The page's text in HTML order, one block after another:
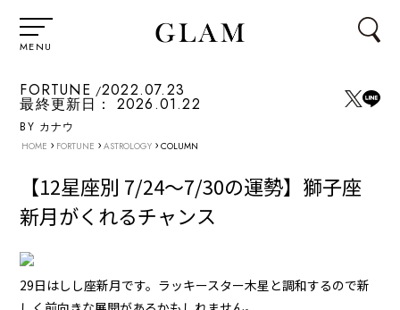
MENU
FORTUNE 2022.07.23
最終更新日： 2026.01.22
BY カナウ
HOME › FORTUNE › ASTROLOGY › COLUMN
【12星座別 7/24～7/30の運勢】獅子座
新月がくれるチャンス
29日はしし座新月です。ラッキースター木星と調和するので新